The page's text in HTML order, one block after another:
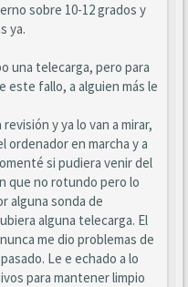
sobre 10-12 grados y
ya.
una telecarga, pero para
este fallo, a alguien más le
y ya lo van a mirar,
ordenador en marcha y a
si pudiera venir del
que no rotundo pero lo
alguna sonda de
alguna telecarga. El
me dio problemas de
Le e echado a lo
para mantener limpio